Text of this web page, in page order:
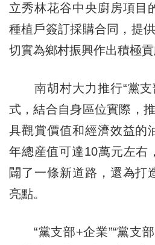
立秀林花谷中央廚房項目
種植戶簽訂採購合同，提
切實為鄉村振興作出積極貢
南胡村大力推行“黨支
式，結合自身區位實際，
具觀賞價值和經濟效益的
年總産值可達10萬元左右
闢了一條新道路，還為打
亮點。
“黨支部+企業”“黨支部